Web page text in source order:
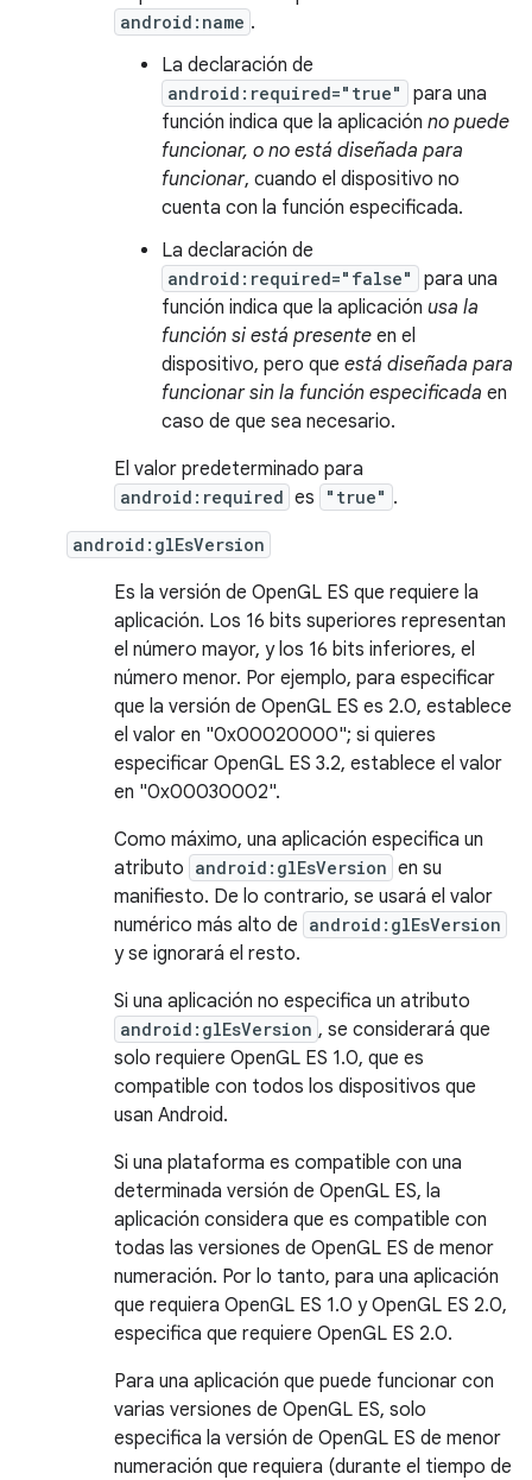
android:name .
La declaración de
android:required="true"
para una
función indica que la aplicación no puede
funcionar, o no está diseñada para
funcionar, cuando el dispositivo no
cuenta con la función especificada.
La declaración de
android:required="false"
para una
función indica que la aplicación usa la
función si está presente en el
dispositivo, pero que está diseñada para
funcionar sin la función especificada en
caso de que sea necesario.
El valor predeterminado para
android:required es "true" .
android:glEsVersion
Es la versión de OpenGL ES que requiere la
aplicación. Los 16 bits superiores representan
el número mayor, y los 16 bits inferiores, el
número menor. Por ejemplo, para especificar
que la versión de OpenGL ES es 2.0, establece
el valor en "0x00020000"; si quieres
especificar OpenGL ES 3.2, establece el valor
en "0x00030002".
Como máximo, una aplicación especifica un
atributo android:glEsVersion en su
manifiesto. De lo contrario, se usará el valor
numérico más alto de android:glEsVersion
y se ignorará el resto.
Si una aplicación no especifica un atributo
android:glEsVersion , se considerará que
solo requiere OpenGL ES 1.0, que es
compatible con todos los dispositivos que
usan Android.
Si una plataforma es compatible con una
determinada versión de OpenGL ES, la
aplicación considera que es compatible con
todas las versiones de OpenGL ES de menor
numeración. Por lo tanto, para una aplicación
que requiera OpenGL ES 1.0 y OpenGL ES 2.0,
especifica que requiere OpenGL ES 2.0.
Para una aplicación que puede funcionar con
varias versiones de OpenGL ES, solo
especifica la versión de OpenGL ES de menor
numeración que requiera (durante el tiempo de